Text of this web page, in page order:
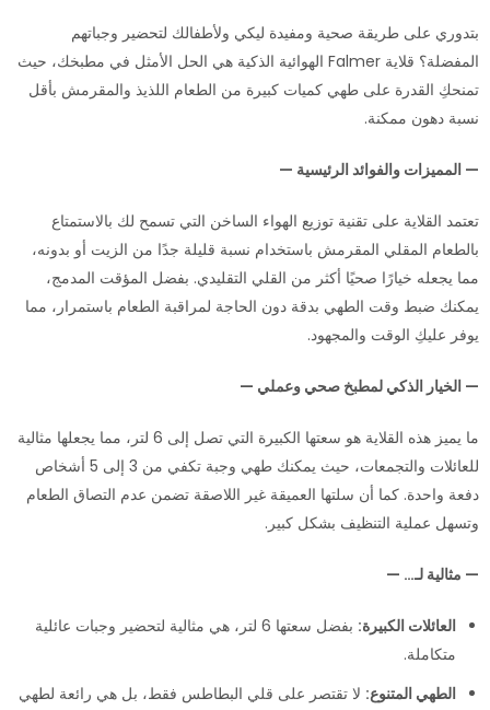
بتدوري على طريقة صحية ومفيدة ليكي ولأطفالك لتحضير وجباتهم
المفضلة؟ قلاية Falmer الهوائية الذكية هي الحل الأمثل في مطبخك، حيث
تمنحكِ القدرة على طهي كميات كبيرة من الطعام اللذيذ والمقرمش بأقل
نسبة دهون ممكنة.
— المميزات والفوائد الرئيسية —
تعتمد القلاية على تقنية توزيع الهواء الساخن التي تسمح لك بالاستمتاع
بالطعام المقلي المقرمش باستخدام نسبة قليلة جدًا من الزيت أو بدونه،
مما يجعله خيارًا صحيًا أكثر من القلي التقليدي. بفضل المؤقت المدمج،
يمكنك ضبط وقت الطهي بدقة دون الحاجة لمراقبة الطعام باستمرار، مما
يوفر عليكِ الوقت والمجهود.
— الخيار الذكي لمطبخ صحي وعملي —
ما يميز هذه القلاية هو سعتها الكبيرة التي تصل إلى 6 لتر، مما يجعلها مثالية
للعائلات والتجمعات، حيث يمكنك طهي وجبة تكفي من 3 إلى 5 أشخاص
دفعة واحدة. كما أن سلتها العميقة غير اللاصقة تضمن عدم التصاق الطعام
وتسهل عملية التنظيف بشكل كبير.
— مثالية لـ… —
العائلات الكبيرة:
بفضل سعتها 6 لتر، هي مثالية لتحضير وجبات عائلية
متكاملة.
الطهي المتنوع: لا تقتصر على قلي البطاطس فقط، بل هي رائعة لطهي